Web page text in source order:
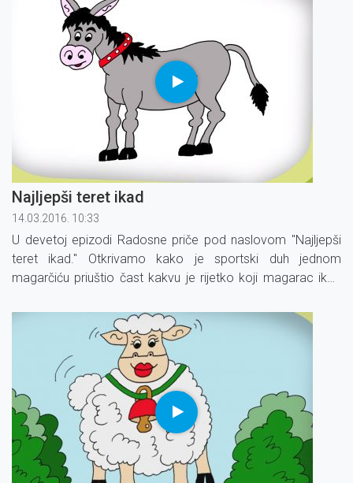
Najljepši teret ikad
14.03.2016. 10:33
U devetoj epizodi Radosne priče pod naslovom ''Najljepši
teret ikad.'' Otkrivamo kako je sportski duh jednom
magarčiću priuštio čast kakvu je rijetko koji magarac ikad